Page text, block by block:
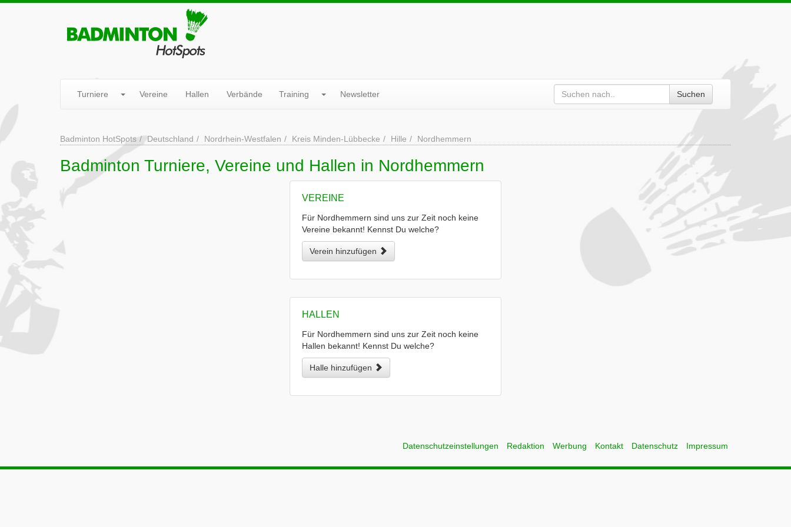
Turniere Vereine Hallen Verbände Training Newsletter Suchen
Badminton HotSpots Deutschland Nordrhein-Westfalen Kreis Minden-Lübbecke Hille Nordhemmern
Badminton Turniere, Vereine und Hallen in Nordhemmern
VEREINE
Für Nordhemmern sind uns zur Zeit noch keine
Vereine bekannt! Kennst Du welche?
Verein hinzufügen
HALLEN
Für Nordhemmern sind uns zur Zeit noch keine
Hallen bekannt! Kennst Du welche?
Halle hinzufügen
Datenschutzeinstellungen Redaktion Werbung Kontakt Datenschutz Impressum